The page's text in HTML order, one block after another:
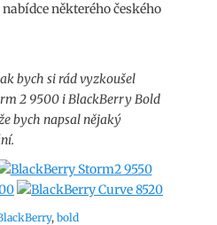
některého českého
bych si rád vyzkoušel
2 9500 i BlackBerry Bold
bych napsal nějaký
, bold